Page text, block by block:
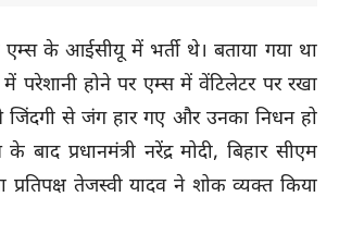
एम्स के आईसीयू में भर्ती थे। बताया गया था
परेशानी होने पर एम्स में वेंटिलेटर पर रखा
जिंदगी से जंग हार गए और उनका निधन हो
बाद प्रधानमंत्री नरेंद्र मोदी, बिहार सीएम
प्रतिपक्ष तेजस्वी यादव ने शोक व्यक्त किया